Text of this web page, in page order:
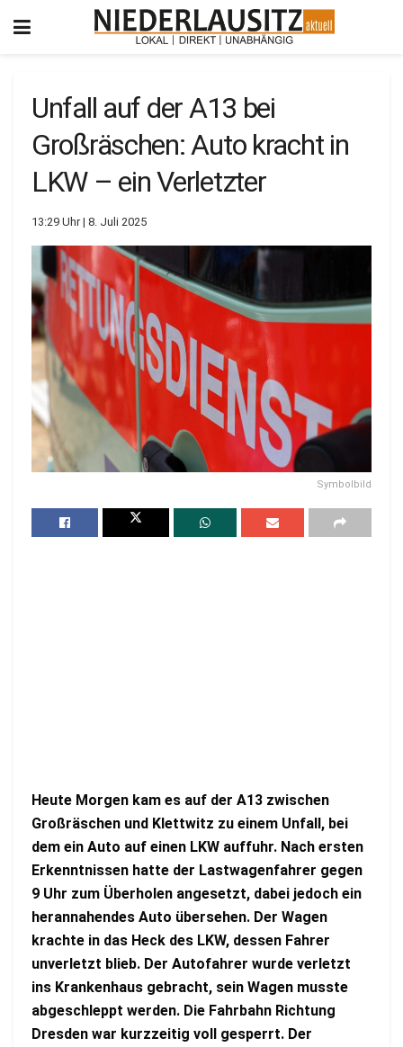
Unfall auf der A13 bei
Großräschen: Auto kracht in
LKW – ein Verletzter
13:29 Uhr | 8. Juli 2025
Symbolbild
Heute Morgen kam es auf der A13 zwischen
Großräschen und Klettwitz zu einem Unfall, bei
dem ein Auto auf einen LKW auffuhr. Nach ersten
Erkenntnissen hatte der Lastwagenfahrer gegen
9 Uhr zum Überholen angesetzt, dabei jedoch ein
herannahendes Auto übersehen. Der Wagen
krachte in das Heck des LKW, dessen Fahrer
unverletzt blieb. Der Autofahrer wurde verletzt
ins Krankenhaus gebracht, sein Wagen musste
abgeschleppt werden. Die Fahrbahn Richtung
Dresden war kurzzeitig voll gesperrt. Der